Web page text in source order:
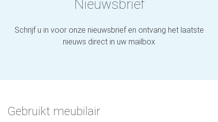
Nieuwsbrief
Schrijf u in voor onze nieuwsbrief en ontvang het laatste
nieuws direct in uw mailbox
Gebruikt meubilair